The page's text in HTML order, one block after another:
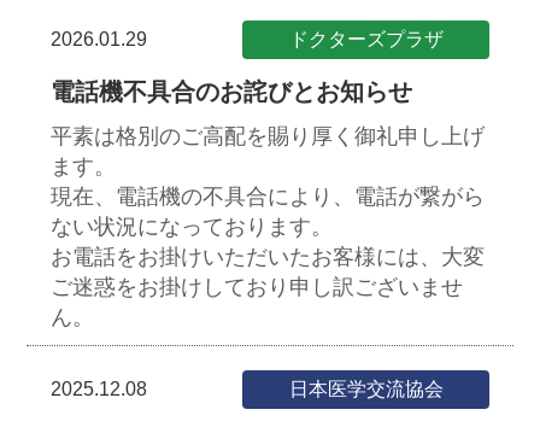
2026.01.29 ドクターズプラザ
電話機不具合のお詫びとお知らせ
平素は格別のご高配を賜り厚く御礼申し上げ
ます。
現在、電話機の不具合により、電話が繋がら
ない状況になっております。
お電話をお掛けいただいたお客様には、大変
ご迷惑をお掛けしており申し訳ございませ
ん。
2025.12.08 日本医学交流協会